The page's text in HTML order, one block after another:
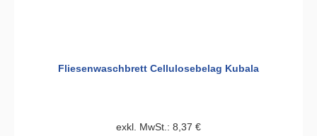
Fliesenwaschbrett Cellulosebelag Kubala
exkl. MwSt.: 8,37 €